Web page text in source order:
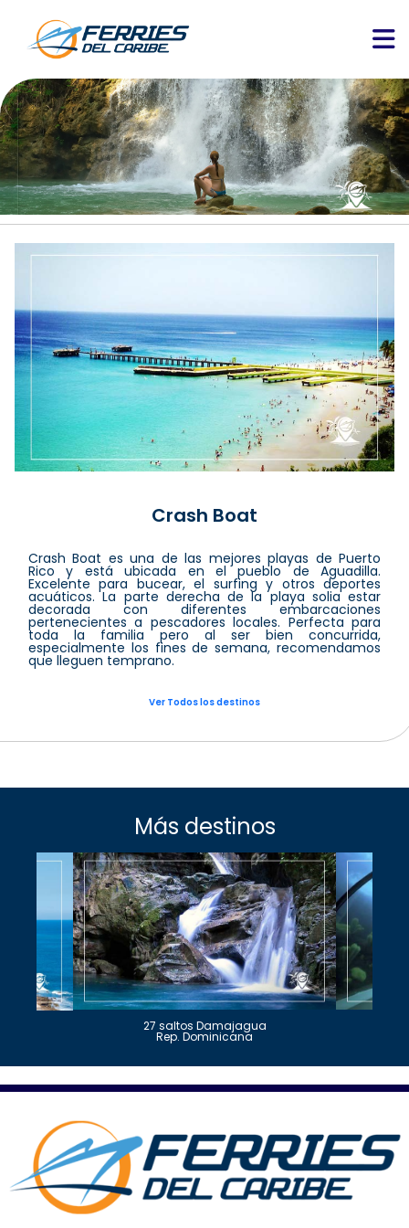
Crash Boat
Crash Boat es una de las mejores playas de Puerto
Rico y está ubicada en el pueblo de Aguadilla.
Excelente para bucear, el surfing y otros deportes
acuáticos. La parte derecha de la playa solia estar
decorada con diferentes embarcaciones
pertenecientes a pescadores locales. Perfecta para
toda la familia pero al ser bien concurrida,
especialmente los fines de semana, recomendamos
que lleguen temprano.
Ver Todos los destinos
Más destinos
27 saltos Damajagua
Rep. Dominicana